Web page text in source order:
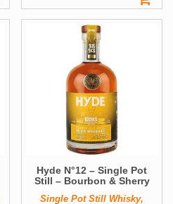
Hyde N°12 – Single Pot
Still – Bourbon & Sherry
Single Pot Still Whisky,